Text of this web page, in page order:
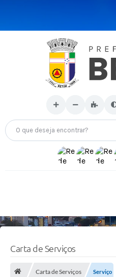
O que deseja encontrar?
Carta de Serviços
Carta de Serviços Serviço